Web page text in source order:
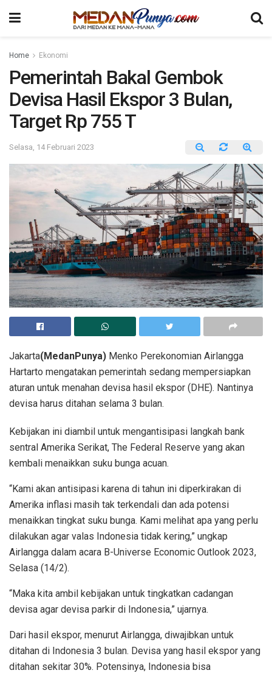
Home Ekonomi
Pemerintah Bakal Gembok
Devisa Hasil Ekspor 3 Bulan,
Target Rp 755 T
Selasa, 14 Februari 2023
Jakarta(MedanPunya) Menko Perekonomian Airlangga
Hartarto mengatakan pemerintah sedang mempersiapkan
aturan untuk menahan devisa hasil ekspor (DHE). Nantinya
devisa harus ditahan selama 3 bulan.
Kebijakan ini diambil untuk mengantisipasi langkah bank
sentral Amerika Serikat, The Federal Reserve yang akan
kembali menaikkan suku bunga acuan.
“Kami akan antisipasi karena di tahun ini diperkirakan di
Amerika inflasi masih tak terkendali dan ada potensi
menaikkan tingkat suku bunga. Kami melihat apa yang perlu
dilakukan agar valas Indonesia tidak kering,” ungkap
Airlangga dalam acara B-Universe Economic Outlook 2023,
Selasa (14/2).
“Maka kita ambil kebijakan untuk tingkatkan cadangan
devisa agar devisa parkir di Indonesia,” ujarnya.
Dari hasil ekspor, menurut Airlangga, diwajibkan untuk
ditahan di Indonesia 3 bulan. Devisa yang hasil ekspor yang
ditahan sekitar 30%. Potensinya, Indonesia bisa